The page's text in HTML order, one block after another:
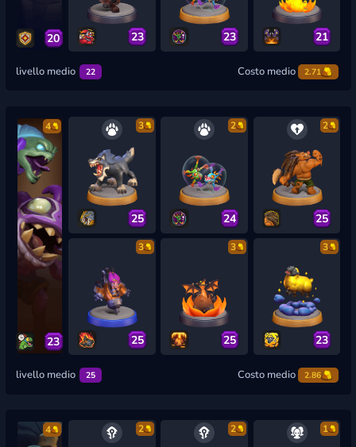
20 23 23 21
livello medio 22 Costo medio 2.71
4
23
3
25
2
24
2
25
3
25
3
25
3
23
livello medio 25 Costo medio 2.86
4 2 2 1